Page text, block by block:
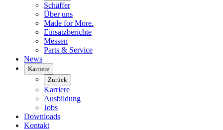
Schäffer
Über uns
Made for More.
Einsatzberichte
Messen
Parts & Service
News
Karriere
Zurück
Karriere
Ausbildung
Jobs
Downloads
Kontakt